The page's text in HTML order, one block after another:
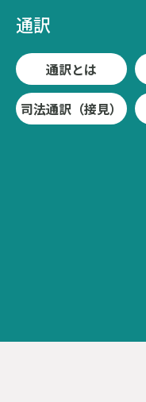
通訳
通訳とは
司法通訳（接見）